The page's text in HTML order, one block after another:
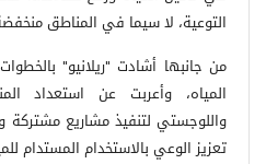
التوعية، لا سيما في المناطق
من جانبها أشادت "ريلانيو"
المياه، وأعربت عن استعداد
واللوجستي لتنفيذ مشاريع مشتركة
تعزيز الوعي بالاستخدام المستدام